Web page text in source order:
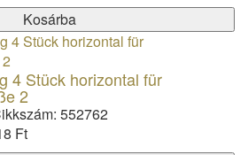
Kosárba
4 Stück horizontal für
2
552762
Ft